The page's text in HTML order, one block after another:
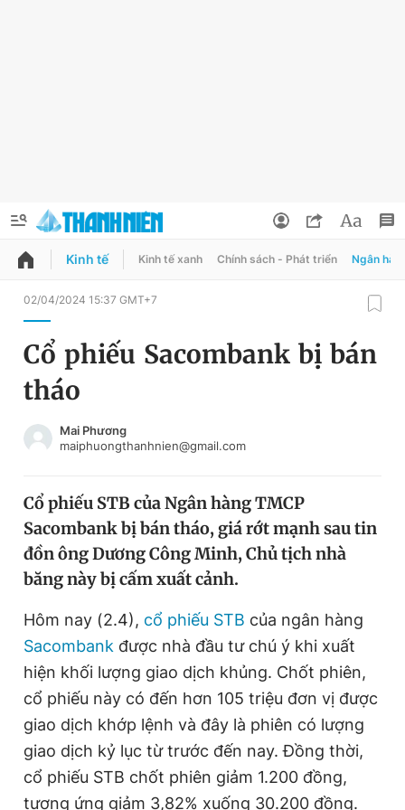
QUẢNG CÁO
Chuyên mục
Chuyên mục khác
Tin thị trường Tin 360
Video Magazine
Sản phẩm khác
Tiện ích Bạn cần biết
Thông tin tòa soạn Liên hệ quảng cáo
Đổi mật khẩu
Tin đã lưu
Tin đã xem
Đăng xuất
Kinh tế Kinh tế xanh Chính sách - Phát triển Ngân
02/04/2024 15:37 GMT+7
Cổ phiếu Sacombank bị bán
tháo
Mai Phương
maiphuongthanhnien@gmail.com
Cổ phiếu STB của Ngân hàng TMCP
Sacombank bị bán tháo, giá rớt mạnh sau tin
đồn ông Dương Công Minh, Chủ tịch nhà
băng này bị cấm xuất cảnh.
Hôm nay (2.4), cổ phiếu STB của ngân hàng
Sacombank được nhà đầu tư chú ý khi xuất
hiện khối lượng giao dịch khủng. Chốt phiên,
cổ phiếu này có đến hơn 105 triệu đơn vị được
giao dịch khớp lệnh và đây là phiên có lượng
giao dịch kỷ lục từ trước đến nay. Đồng thời,
cổ phiếu STB chốt phiên giảm 1.200 đồng,
tương ứng giảm 3,82% xuống 30.200 đồng.